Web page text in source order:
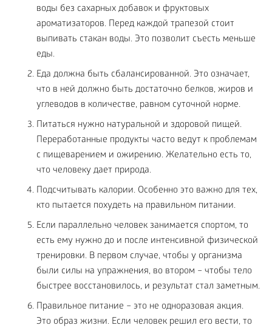
воды без сахарных добавок и фруктовых
ароматизаторов. Перед каждой трапезой стоит
выпивать стакан воды. Это позволит съесть меньше
еды.
Еда должна быть сбалансированной. Это означает,
что в ней должно быть достаточно белков, жиров и
углеводов в количестве, равном суточной норме.
Питаться нужно натуральной и здоровой пищей.
Переработанные продукты часто ведут к проблемам
с пищеварением и ожирению. Желательно есть то,
что человеку дает природа.
Подсчитывать калории. Особенно это важно для тех,
кто пытается похудеть на правильном питании.
Если параллельно человек занимается спортом, то
есть ему нужно до и после интенсивной физической
тренировки. В первом случае, чтобы у организма
были силы на упражнения, во втором – чтобы тело
быстрее восстановилось, и результат стал заметным.
Правильное питание – это не одноразовая акция.
Это образ жизни. Если человек решил его вести, то